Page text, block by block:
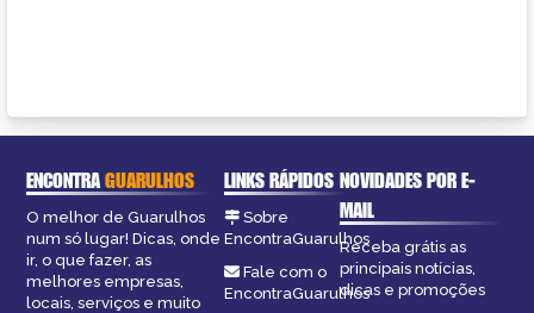
ENCONTRAGUARULHOS
O melhor de Guarulhos
num só lugar! Dicas, onde
ir, o que fazer, as
melhores empresas,
locais, serviços e muito
LINKS RÁPIDOS
Sobre
EncontraGuarulhos
Fale com o
EncontraGuarulhos
NOVIDADES POR E-
MAIL
Receba grátis as
principais notícias,
dicas e promoções